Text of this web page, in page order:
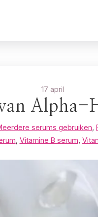
17 april
Alpha-
serums gebruiken
Vitamine B serum